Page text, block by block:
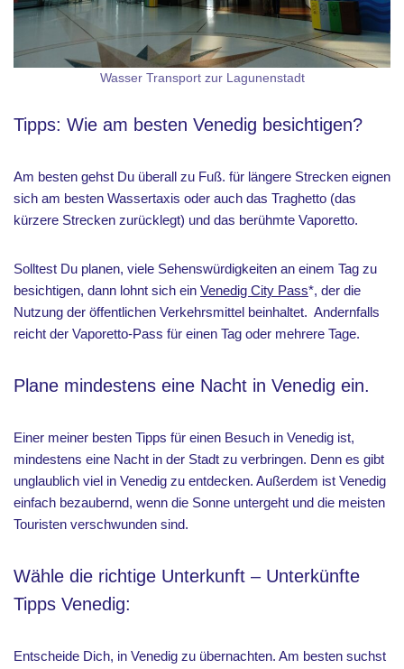
Wasser Transport zur Lagunenstadt
Tipps: Wie am besten Venedig besichtigen?
Am besten gehst Du überall zu Fuß. für längere Strecken eignen
sich am besten Wassertaxis oder auch das Traghetto (das
kürzere Strecken zurücklegt) und das berühmte Vaporetto.
Solltest Du planen, viele Sehenswürdigkeiten an einem Tag zu
besichtigen, dann lohnt sich ein Venedig City Pass*, der die
Nutzung der öffentlichen Verkehrsmittel beinhaltet. Andernfalls
reicht der Vaporetto-Pass für einen Tag oder mehrere Tage.
Plane mindestens eine Nacht in Venedig ein.
Einer meiner besten Tipps für einen Besuch in Venedig ist,
mindestens eine Nacht in der Stadt zu verbringen. Denn es gibt
unglaublich viel in Venedig zu entdecken. Außerdem ist Venedig
einfach bezaubernd, wenn die Sonne untergeht und die meisten
Touristen verschwunden sind.
Wähle die richtige Unterkunft – Unterkünfte
Tipps Venedig:
Entscheide Dich, in Venedig zu übernachten. Am besten suchst